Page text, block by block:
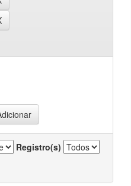
Registro(s)